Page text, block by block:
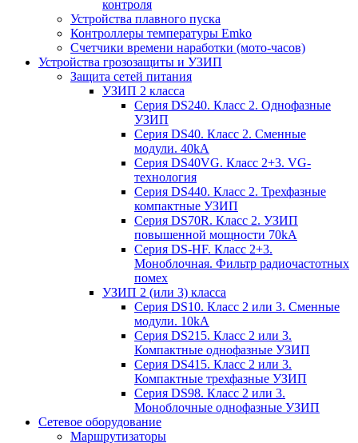
контроля
Устройства плавного пуска
Контроллеры температуры Emko
Счетчики времени наработки (мото-часов)
Устройства грозозащиты и УЗИП
Защита сетей питания
УЗИП 2 класса
Серия DS240. Класс 2. Однофазные
УЗИП
Серия DS40. Класс 2. Сменные
модули. 40kA
Серия DS40VG. Класс 2+3. VG-
технология
Серия DS440. Класс 2. Трехфазные
компактные УЗИП
Серия DS70R. Класс 2. УЗИП
повышенной мощности 70kA
Серия DS-HF. Класс 2+3.
Моноблочная. Фильтр радиочастотных
помех
УЗИП 2 (или 3) класса
Серия DS10. Класс 2 или 3. Сменные
модули. 10kA
Серия DS215. Класс 2 или 3.
Компактные однофазные УЗИП
Серия DS415. Класс 2 или 3.
Компактные трехфазные УЗИП
Серия DS98. Класс 2 или 3.
Моноблочные однофазные УЗИП
Сетевое оборудование
Маршрутизаторы